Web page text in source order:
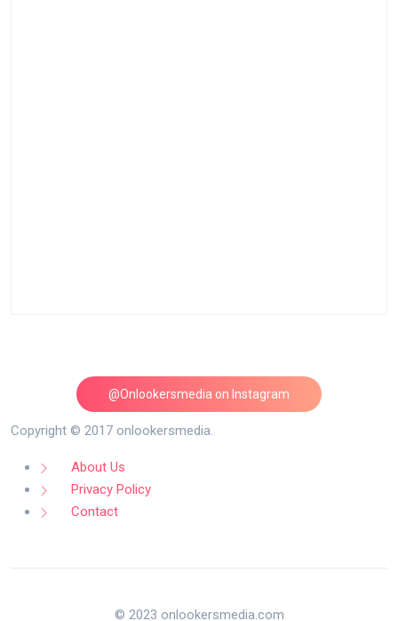
@Onlookersmedia on Instagram
Follow on Instagram
Copyright © 2017 onlookersmedia.
About Us
Privacy Policy
Contact
© 2023 onlookersmedia.com